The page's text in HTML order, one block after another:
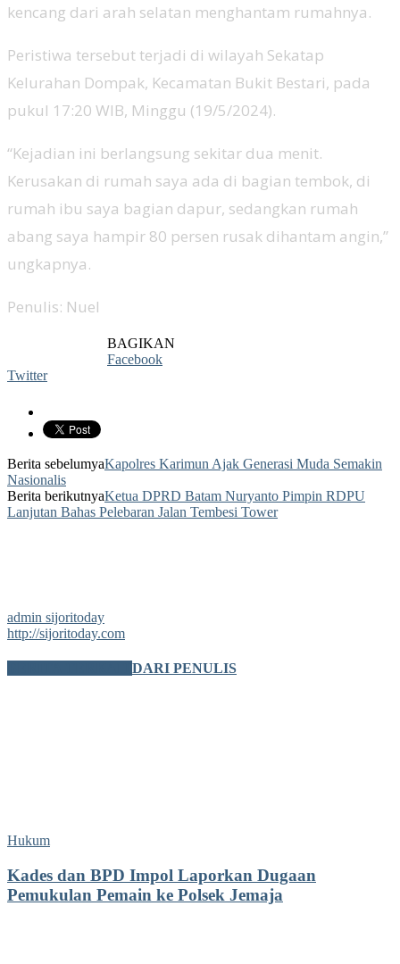
kencang dari arah selatan menghantam rumahnya.
Peristiwa tersebut terjadi di wilayah Sekatap
Kelurahan Dompak, Kecamatan Bukit Bestari, pada
pukul 17:20 WIB, Minggu (19/5/2024).
“Kejadian ini berlangsung sekitar dua menit.
Kerusakan di rumah saya ada di bagian tembok, di
rumah ibu saya bagian dapur, sedangkan rumah
abang saya hampir 80 persen rusak dihantam angin,”
ungkapnya.
Penulis: Nuel
BAGIKAN
Facebook
Twitter
Berita sebelumyaKapolres Karimun Ajak Generasi Muda Semakin
Nasionalis
Berita berikutnyaKetua DPRD Batam Nuryanto Pimpin RDPU
Lanjutan Bahas Pelebaran Jalan Tembesi Tower
admin sijoritoday
http://sijoritoday.com
DARI PENULIS
Hukum
Kades dan BPD Impol Laporkan Dugaan
Pemukulan Pemain ke Polsek Jemaja